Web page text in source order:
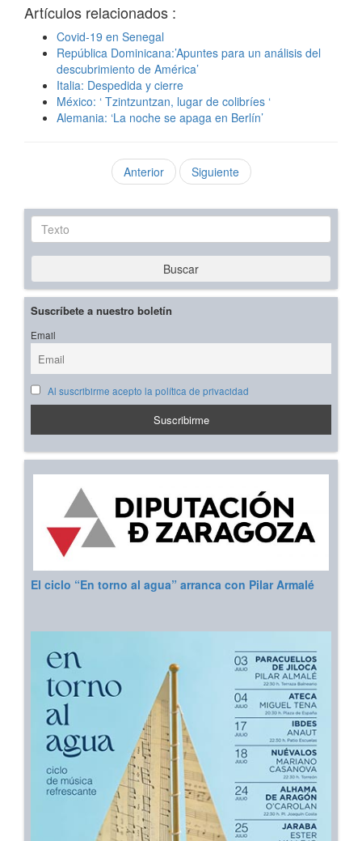
Artículos relacionados :
Covid-19 en Senegal
República Dominicana:’Apuntes para un análisis del
descubrimiento de América’
Italia: Despedida y cierre
México: ‘ Tzintzuntzan, lugar de colibríes ‘
Alemania: ‘La noche se apaga en Berlín’
Anterior Siguiente
Texto
Buscar
Suscríbete a nuestro boletín
Email
Al suscribirme acepto la política de privacidad
El ciclo “En torno al agua” arranca con Pilar Armalé